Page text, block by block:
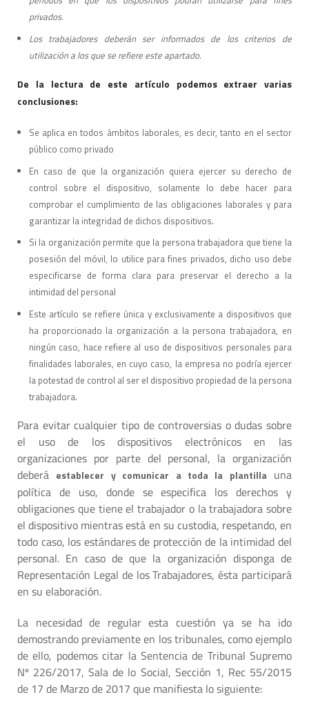
privados.
Los trabajadores deberán ser informados de los criterios de
utilización a los que se refiere este apartado.
De la lectura de este artículo podemos extraer varias
conclusiones:
Se aplica en todos ámbitos laborales, es decir, tanto en el sector
público como privado
En caso de que la organización quiera ejercer su derecho de
control sobre el dispositivo, solamente lo debe hacer para
comprobar el cumplimiento de las obligaciones laborales y para
garantizar la integridad de dichos dispositivos.
Si la organización permite que la persona trabajadora que tiene la
posesión del móvil, lo utilice para fines privados, dicho uso debe
especificarse de forma clara para preservar el derecho a la
intimidad del personal
Este artículo se refiere única y exclusivamente a dispositivos que
ha proporcionado la organización a la persona trabajadora, en
ningún caso, hace refiere al uso de dispositivos personales para
finalidades laborales, en cuyo caso, la empresa no podría ejercer
la potestad de control al ser el dispositivo propiedad de la persona
trabajadora.
Para evitar cualquier tipo de controversias o dudas sobre
el uso de los dispositivos electrónicos en las
organizaciones por parte del personal, la organización
deberá establecer y comunicar a toda la plantillauna
política de uso, donde se especifica los derechos y
obligaciones que tiene el trabajador o la trabajadora sobre
el dispositivo mientras está en su custodia, respetando, en
todo caso, los estándares de protección de la intimidad del
personal. En caso de que la organización disponga de
Representación Legal de los Trabajadores, ésta participará
en su elaboración.
La necesidad de regular esta cuestión ya se ha ido
demostrando previamente en los tribunales, como ejemplo
de ello, podemos citar la Sentencia de Tribunal Supremo
Nº 226/2017, Sala de lo Social, Sección 1, Rec 55/2015
de 17 de Marzo de 2017 que manifiesta lo siguiente: